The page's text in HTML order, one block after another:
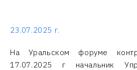
23.07.2025 г.
На Уральском форуме
17.07.2025 г начальник